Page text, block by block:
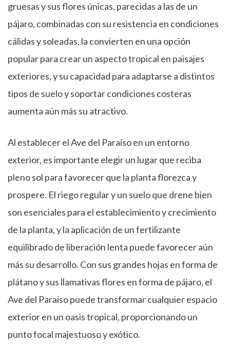
gruesas y sus flores únicas, parecidas a las de un
pájaro, combinadas con su resistencia en condiciones
cálidas y soleadas, la convierten en una opción
popular para crear un aspecto tropical en paisajes
exteriores, y su capacidad para adaptarse a distintos
tipos de suelo y soportar condiciones costeras
aumenta aún más su atractivo.
Al establecer el Ave del Paraíso en un entorno
exterior, es importante elegir un lugar que reciba
pleno sol para favorecer que la planta florezca y
prospere. El riego regular y un suelo que drene bien
son esenciales para el establecimiento y crecimiento
de la planta, y la aplicación de un fertilizante
equilibrado de liberación lenta puede favorecer aún
más su desarrollo. Con sus grandes hojas en forma de
plátano y sus llamativas flores en forma de pájaro, el
Ave del Paraíso puede transformar cualquier espacio
exterior en un oasis tropical, proporcionando un
punto focal majestuoso y exótico.